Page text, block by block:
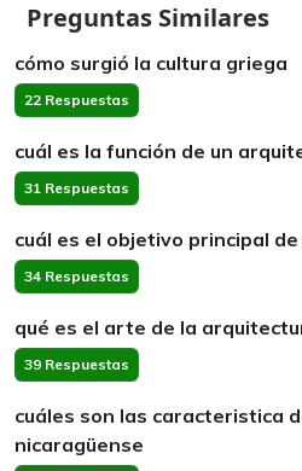
Preguntas Similares
cómo surgió la cultura griega
22 Respuestas
cuál es la función de un
31 Respuestas
cuál es el objetivo principal
34 Respuestas
qué es el arte de la
39 Respuestas
cuáles son las caracteristica
nicaragüense